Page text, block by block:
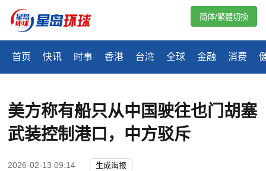
首页 快讯 时事 香港 台湾 全球 金融 消费
简体/繁體切換
美方称有船只从中国驶往也门胡塞
武装控制港口，中方驳斥
2026-02-13 09:14 生成海报